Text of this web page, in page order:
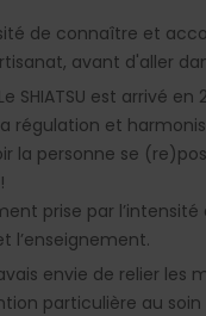
de connaître et
avant d'aller
SHIATSU est arrivé
régulation et
la personne se
prise par
l’enseignement.
envie de relier les
particulière au